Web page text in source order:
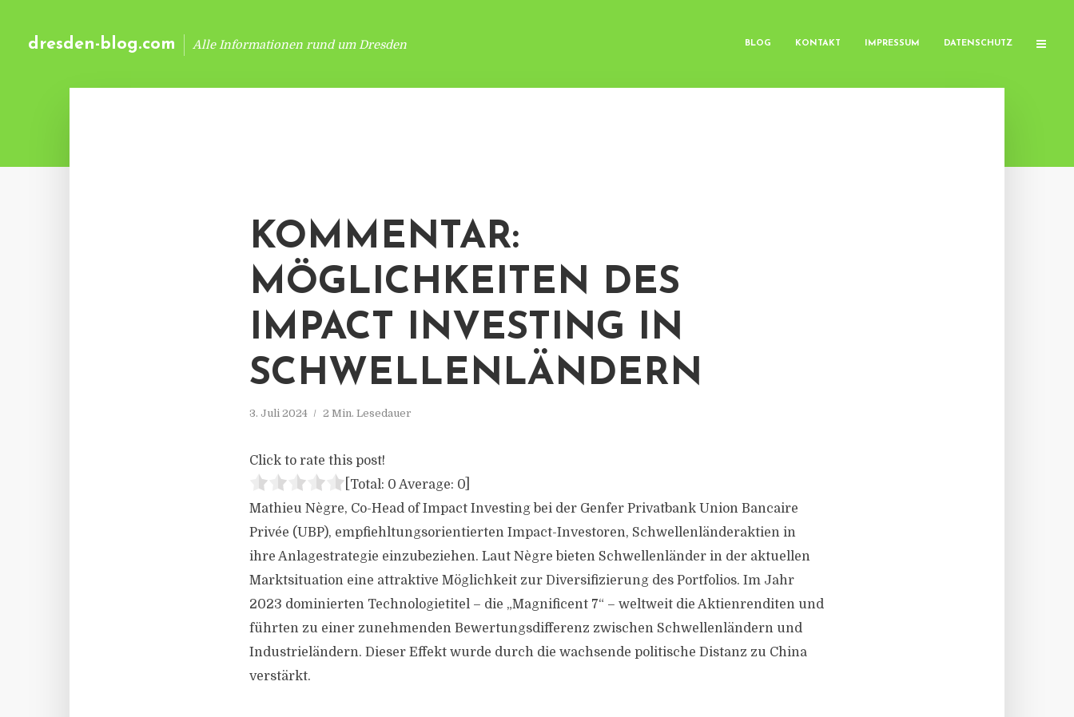
dresden-blog.com Alle Informationen rund um Dresden BLOG KONTAKT IMPRESSUM DATENSCHUTZ
KOMMENTAR:
MÖGLICHKEITEN DES
IMPACT INVESTING IN
SCHWELLENLÄNDERN
3. Juli 2024 2 Min. Lesedauer
Click to rate this post!
[Total: 0 Average: 0
Mathieu Nègre, Co-Head of Impact Investing bei der Genfer Privatbank Union Bancaire
Privée (UBP), empfiehltungsorientierten Impact-Investoren, Schwellenländeraktien in
ihre Anlagestrategie einzubeziehen. Laut Nègre bieten Schwellenländer in der aktuellen
Marktsituation eine attraktive Möglichkeit zur Diversifizierung des Portfolios. Im Jahr
2023 dominierten Technologietitel – die „Magnificent 7“ – weltweit die Aktienrenditen und
führten zu einer zunehmenden Bewertungsdifferenz zwischen Schwellenländern und
Industrieländern. Dieser Effekt wurde durch die wachsende politische Distanz zu China
verstärkt.